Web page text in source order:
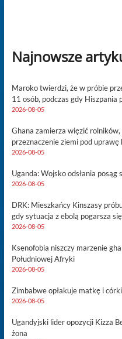
Najnowsze
Maroko twierdzi, że w próbie
11 osób, podczas gdy Hiszpania
2026-08-05
Ghana zamierza więzić
przeznaczenie ziemi pod uprawę
2026-08-05
Uganda: Wojsko odsłania
2026-08-05
DRK: Mieszkańcy Kinszasy
gdy sytuacja z ebolą pogarsza
2026-08-05
Ksenofobia niszczy marzenie
Południowej Afryki
2026-08-05
Zimbabwe opłakuje matkę i
2026-08-05
Ugandyjski lider opozycji Kizza
żona